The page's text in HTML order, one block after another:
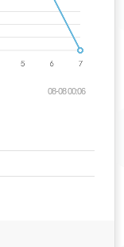
08-08 00:06